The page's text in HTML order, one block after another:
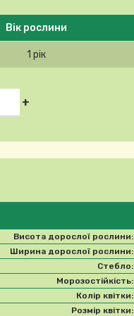
Вік рослини
1 рік
+
Висота дорослої рослини:
Ширина дорослої рослини:
Стебло:
Морозостійкість:
Колір квітки:
Розмір квітки: